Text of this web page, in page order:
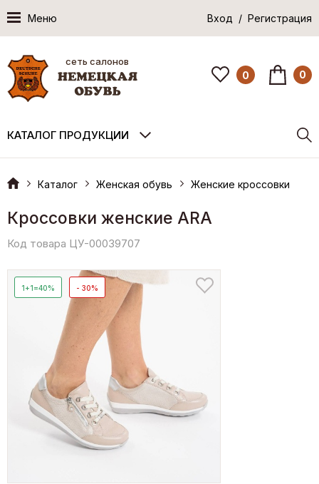
Меню Вход / Регистрация
сеть салонов
0 0
КАТАЛОГ ПРОДУКЦИИ
Каталог Женская обувь Женские кроссовки
Кроссовки женские ARA
Код товара ЦУ-00039707
1+1=40% - 30%